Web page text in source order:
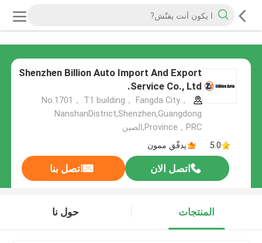
Shenzhen Billion Auto Import And Export
Service Co., Ltd.
No.1701， T1 building， Fangda City，
NanshanDistrict,Shenzhen,Guangdong
Province，PRC,الصين
5.0
يدقّق ممون
اتصل الان اتصل بنا
المنتجات حول نا